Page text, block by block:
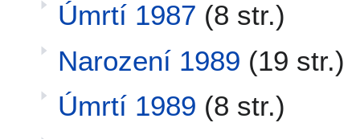
Úmrtí 1987 (8 str.)
Narození 1989 (19 str.)
Úmrtí 1989 (8 str.)